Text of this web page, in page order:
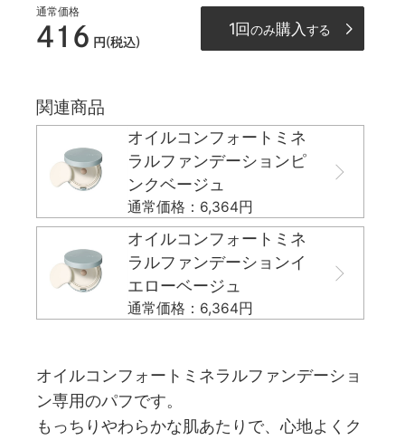
通常価格
416 円(税込)
1回のみ購入 する
関連商品
オイルコンフォートミネ
ラルファンデーションピ
ンクベージュ
通常価格：6,364円
オイルコンフォートミネ
ラルファンデーションイ
エローベージュ
通常価格：6,364円
オイルコンフォートミネラルファンデーショ
ン専用のパフです。
もっちりやわらかな肌あたりで、心地よくク